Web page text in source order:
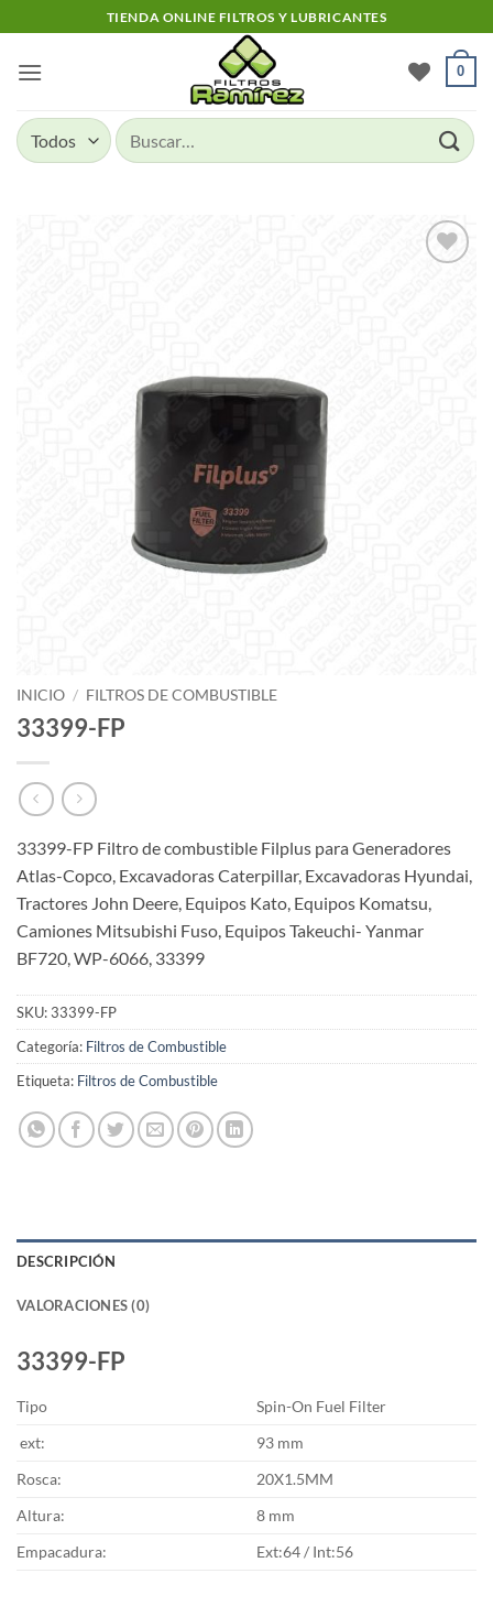
to
content
TIENDA ONLINE FILTROS Y LUBRICANTES
0
Buscar
por:
INICIO / FILTROS DE COMBUSTIBLE
33399-FP
33399-FP Filtro de combustible Filplus para Generadores
Atlas-Copco, Excavadoras Caterpillar, Excavadoras Hyundai,
Tractores John Deere, Equipos Kato, Equipos Komatsu,
Camiones Mitsubishi Fuso, Equipos Takeuchi- Yanmar
BF720, WP-6066, 33399
SKU:33399-FP
Categoría: Filtros de Combustible
Etiqueta: Filtros de Combustible
DESCRIPCIÓN
VALORACIONES (0)
33399-FP
Tipo
Spin-On Fuel Filter
ext:
93 mm
Rosca:
20X1.5MM
Altura:
8 mm
Empacadura:
Ext:64 / Int:56